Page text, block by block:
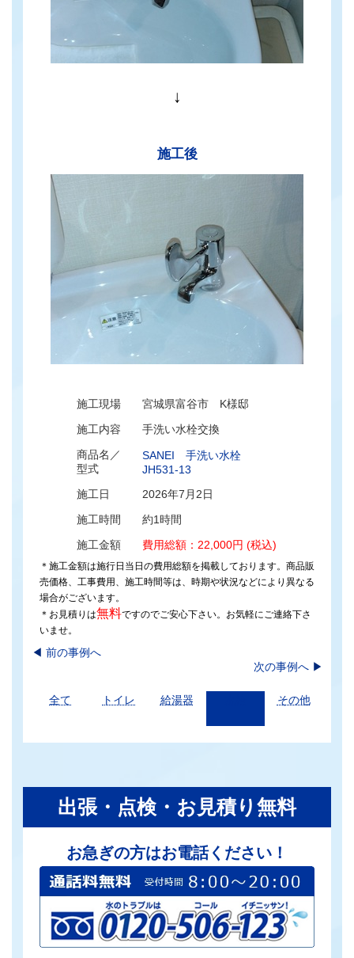
↓
施工後
施工現場
宮城県富谷市 K様邸
施工内容
手洗い水栓交換
商品名／
型式
SANEI 手洗い水栓
JH531-13
施工日
2026年7月2日
施工時間
約1時間
施工金額
費用総額：22,000円 (税込)
＊施工金額は施行日当日の費用総額を掲載しております。商品販
売価格、工事費用、施工時間等は、時期や状況などにより異なる
場合がございます。
＊お見積りは無料ですのでご安心下さい。お気軽にご連絡下さ
いませ。
◀︎ 前の事例へ
次の事例へ ▶
全て トイレ 給湯器 その他
出張・点検・お見積り無料
お急ぎの方はお電話ください！